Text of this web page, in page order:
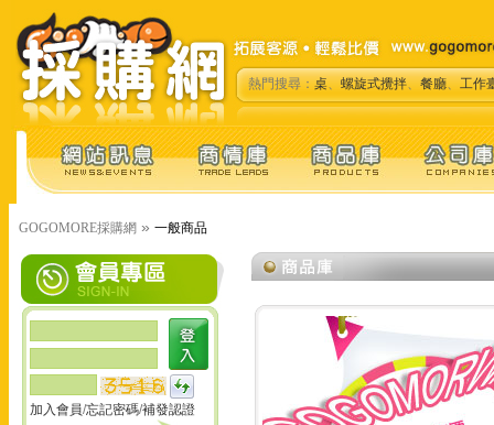
熱門搜尋：桌、螺旋式攪拌、餐廳、工作
GOGOMORE採購網 » 一般商品
加入會員/忘記密碼/補發認證